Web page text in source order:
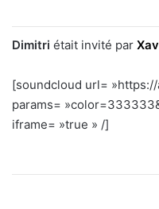
Dimitri était invité par
[soundcloud url=
params=
iframe= »true » /]